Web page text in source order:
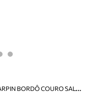
e mais.
S
CARPIN BORDÔ COURO SALTO FINO SLINGBACK